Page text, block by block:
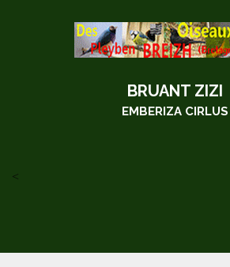
BRUANT ZIZI
EMBERIZA CIRLUS
<